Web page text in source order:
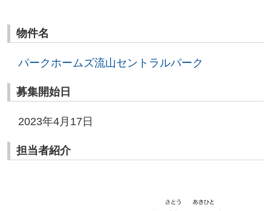
物件名
パークホームズ流山セントラルパーク
募集開始日
2023年4月17日
担当者紹介